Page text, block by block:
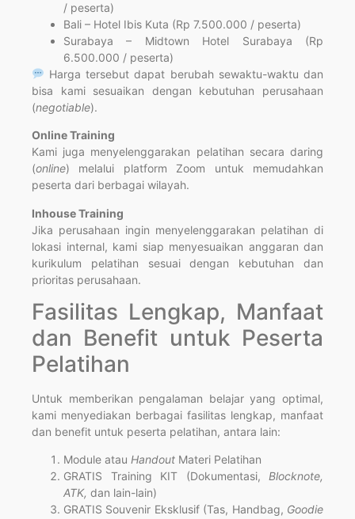
/ peserta)
Bali – Hotel Ibis Kuta (Rp 7.500.000 / peserta)
Surabaya – Midtown Hotel Surabaya (Rp
6.500.000 / peserta)
Harga tersebut dapat berubah sewaktu-waktu dan
bisa kami sesuaikan dengan kebutuhan perusahaan
(negotiable).
Online Training
Kami juga menyelenggarakan pelatihan secara daring
(online) melalui platform Zoom untuk memudahkan
peserta dari berbagai wilayah.
Inhouse Training
Jika perusahaan ingin menyelenggarakan pelatihan di
lokasi internal, kami siap menyesuaikan anggaran dan
kurikulum pelatihan sesuai dengan kebutuhan dan
prioritas perusahaan.
Fasilitas Lengkap, Manfaat
dan Benefit untuk Peserta
Pelatihan
Untuk memberikan pengalaman belajar yang optimal,
kami menyediakan berbagai fasilitas lengkap, manfaat
dan benefit untuk peserta pelatihan, antara lain:
Module atau Handout Materi Pelatihan
GRATIS Training KIT (Dokumentasi, Blocknote,
ATK, dan lain-lain)
GRATIS Souvenir Eksklusif (Tas, Handbag, Goodie